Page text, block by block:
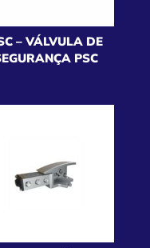
– VÁLVULA DE
PSC